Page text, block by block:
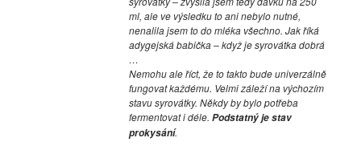
ml, ale ve výsledku to ani nebylo nutné,
nenalila jsem to do mléka všechno. Jak říká
adygejská babička – když je syrovátka dobrá
…
Nemohu ale říct, že to takto bude univerzálně
fungovat každému. Velmi záleží na výchozím
stavu syrovátky. Někdy by bylo potřeba
fermentovat i déle. Podstatný je stav
prokysání.